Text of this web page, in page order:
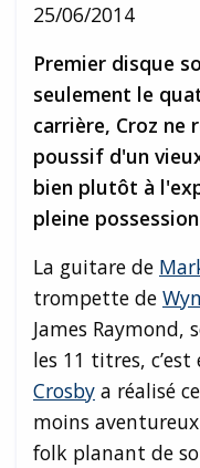
25/06/2014
Premier disque
seulement le
carrière, Croz ne
poussif d'un
bien plutôt à
pleine
La guitare de
trompette de
James Raymond,
les 11 titres,
Crosby a réalisé
moins
folk planant de